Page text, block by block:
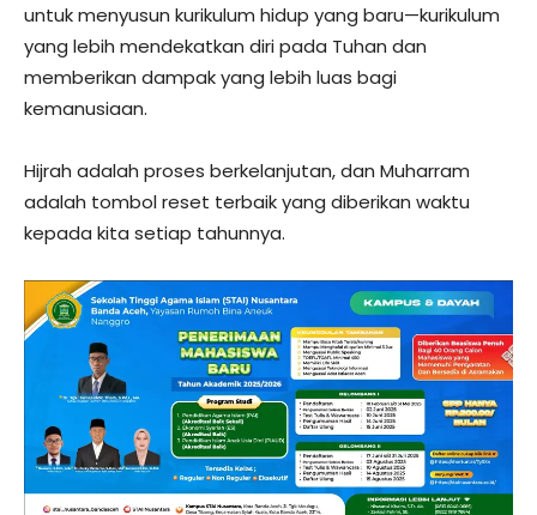
untuk menyusun kurikulum hidup yang baru—kurikulum
yang lebih mendekatkan diri pada Tuhan dan
memberikan dampak yang lebih luas bagi
kemanusiaan.
​Hijrah adalah proses berkelanjutan, dan Muharram
adalah tombol reset terbaik yang diberikan waktu
kepada kita setiap tahunnya.